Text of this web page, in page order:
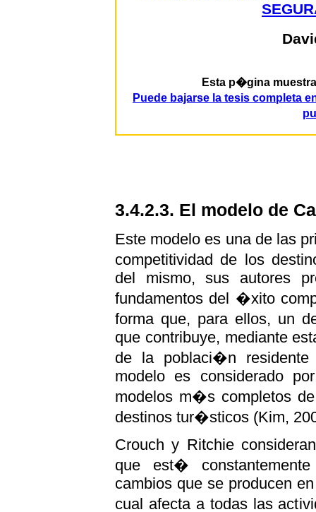
Esta p�gina
Puede bajarse la tesis completa
3.4.2.3. El modelo de
Este modelo es una de las
competitividad de los
del mismo, sus autores
fundamentos del �xito
forma que, para ellos, un
que contribuye, mediante
de la poblaci�n residente
modelo es considerado
modelos m�s completos
destinos tur�sticos (Kim,
Crouch y Ritchie
que est�
cambios que se producen
cual afecta a todas las